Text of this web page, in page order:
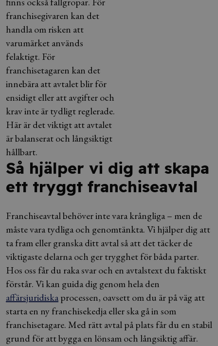
franchisegivaren kan det
handla om risken att
varumärket används
felaktigt. För
franchisetagaren kan det
innebära att avtalet blir för
ensidigt eller att avgifter och
krav inte är tydligt reglerade.
Här är det viktigt att avtalet
är balanserat och långsiktigt
hållbart.
Så hjälper vi dig att skapa
ett tryggt franchiseavtal
Franchiseavtal behöver inte vara krångliga – men de
måste vara tydliga och genomtänkta. Vi hjälper dig att
ta fram eller granska ditt avtal så att det täcker de
viktigaste delarna och ger trygghet för båda parter.
Hos oss får du raka svar och en avtalstext du faktiskt
förstår. Vi kan guida dig genom hela den
affärsjuridiskaprocessen, oavsett om du är på väg att
starta en ny franchisekedja eller ska gå in som
franchisetagare. Med rätt avtal på plats får du en stabil
grund för att bygga en lönsam och långsiktig affär.